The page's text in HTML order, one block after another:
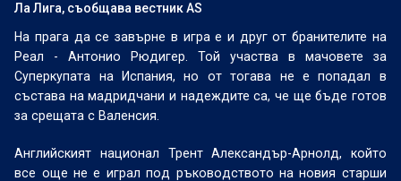
Ла Лига, съобщава вестник AS
На прага да се завърне в игра е и друг от бранителите на
Реал - Антонио Рюдигер. Той участва в мачовете за
Суперкупата на Испания, но от тогава не е попадал в
състава на мадридчани и надеждите са, че ще бъде готов
за срещата с Валенсия.
Английският национал Трент Александър-Арнолд, който
все още не е играл под ръководството на новия старши